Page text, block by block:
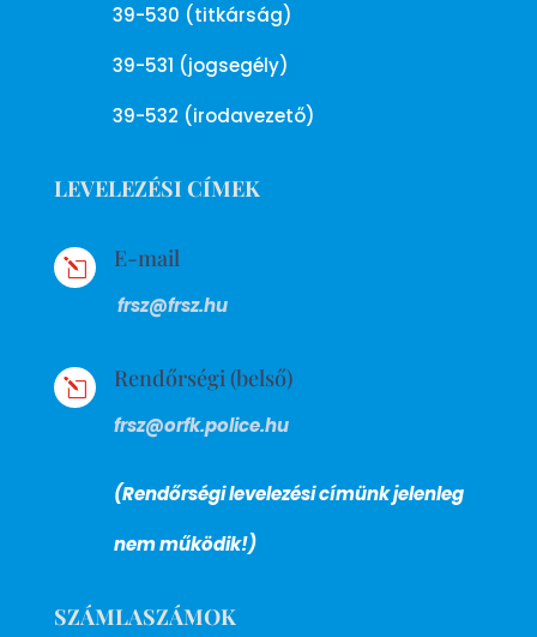
39-530 (titkárság)
39-531 (jogsegély)
39-532 (irodavezető)
LEVELEZÉSI CÍMEK
l E-mail
frsz@frsz.hu
l Rendőrségi (belső)
frsz@orfk.police.hu
(Rendőrségi levelezési címünk jelenleg
nem működik!)
SZÁMLASZÁMOK